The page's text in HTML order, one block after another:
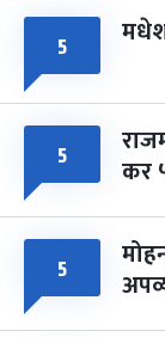
५
५ कर
५